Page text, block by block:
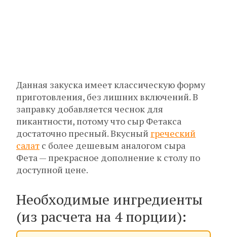
Данная закуска имеет классическую форму
приготовления, без лишних включений. В
заправку добавляется чеснок для
пикантности, потому что сыр Фетакса
достаточно пресный. Вкусный греческий
салат с более дешевым аналогом сыра
Фета — прекрасное дополнение к столу по
доступной цене.
Необходимые ингредиенты
(из расчета на 4 порции):